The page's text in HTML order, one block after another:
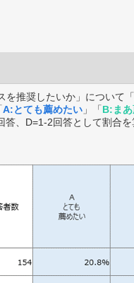
を推奨したいか」について「
A:とても薦めたい 」「B:ま
、D=1-2回答として割合を